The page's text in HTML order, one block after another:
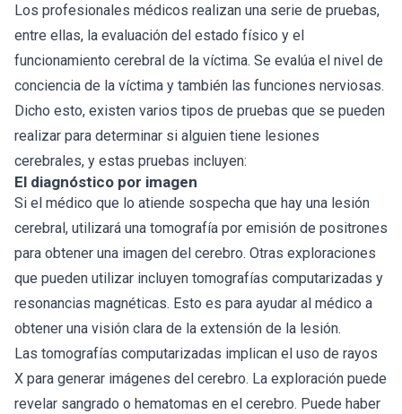
Los profesionales médicos realizan una serie de pruebas,
entre ellas, la evaluación del estado físico y el
funcionamiento cerebral de la víctima. Se evalúa el nivel de
conciencia de la víctima y también las funciones nerviosas.
Dicho esto, existen varios tipos de pruebas que se pueden
realizar para determinar si alguien tiene lesiones
cerebrales, y estas pruebas incluyen:
El diagnóstico por imagen
Si el médico que lo atiende sospecha que hay una lesión
cerebral, utilizará una tomografía por emisión de positrones
para obtener una imagen del cerebro. Otras exploraciones
que pueden utilizar incluyen tomografías computarizadas y
resonancias magnéticas. Esto es para ayudar al médico a
obtener una visión clara de la extensión de la lesión.
Las tomografías computarizadas implican el uso de rayos
X para generar imágenes del cerebro. La exploración puede
revelar sangrado o hematomas en el cerebro. Puede haber